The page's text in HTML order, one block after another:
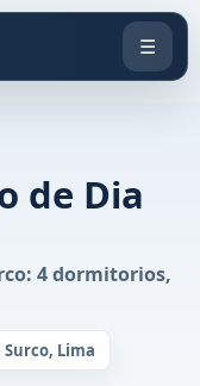
☰
de Dia
4 dormitorios,
Surco, Lima